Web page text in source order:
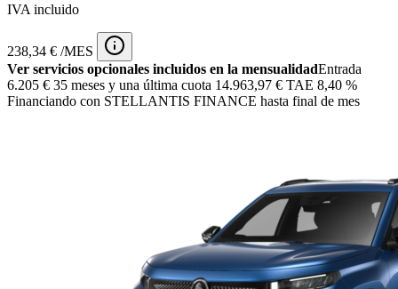
IVA incluido
238,34 € /MES
Ver servicios opcionales incluidos en la mensualidadEntrada
6.205 € 35 meses y una última cuota 14.963,97 € TAE 8,40 %
Financiando con STELLANTIS FINANCE hasta final de mes